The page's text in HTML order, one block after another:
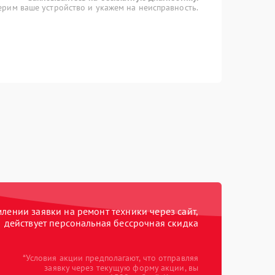
ваше устройство и укажем на неисправность.
заявки на ремонт техники через сайт,
действует персональная бессрочная скидка
*Условия акции предполагают, что отправляя
заявку через текущую форму акции, вы